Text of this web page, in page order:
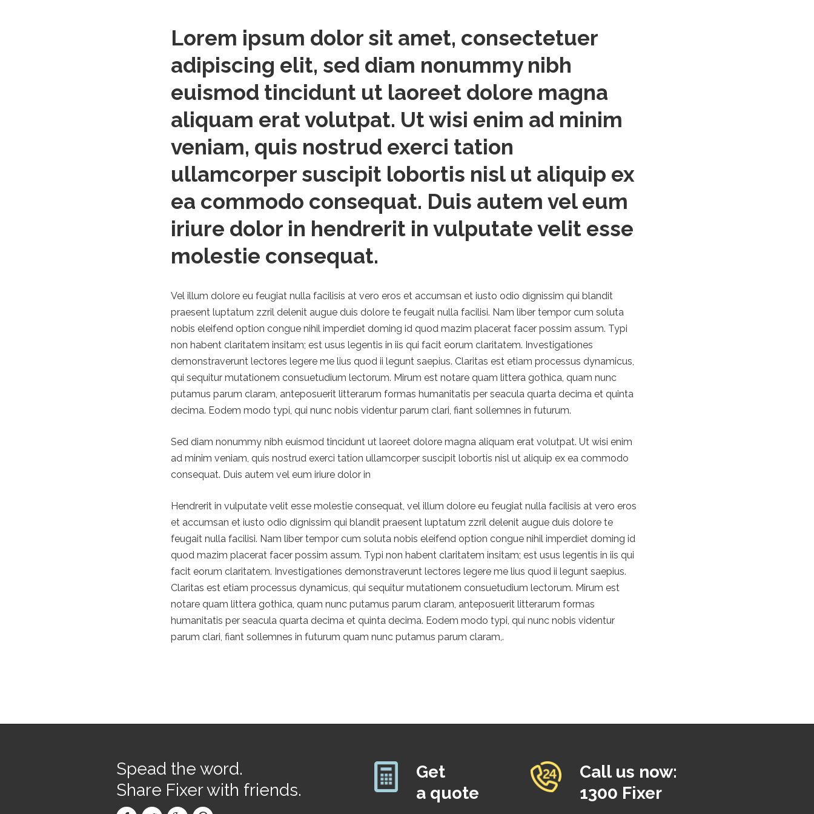
Lorem ipsum dolor sit amet, consectetuer
adipiscing elit, sed diam nonummy nibh
euismod tincidunt ut laoreet dolore magna
aliquam erat volutpat. Ut wisi enim ad minim
veniam, quis nostrud exerci tation
ullamcorper suscipit lobortis nisl ut aliquip ex
ea commodo consequat. Duis autem vel eum
iriure dolor in hendrerit in vulputate velit esse
molestie consequat.
Vel illum dolore eu feugiat nulla facilisis at vero eros et accumsan et iusto odio dignissim qui blandit
praesent luptatum zzril delenit augue duis dolore te feugait nulla facilisi. Nam liber tempor cum soluta
nobis eleifend option congue nihil imperdiet doming id quod mazim placerat facer possim assum. Typi
non habent claritatem insitam; est usus legentis in iis qui facit eorum claritatem. Investigationes
demonstraverunt lectores legere me lius quod ii legunt saepius. Claritas est etiam processus dynamicus,
qui sequitur mutationem consuetudium lectorum. Mirum est notare quam littera gothica, quam nunc
putamus parum claram, anteposuerit litterarum formas humanitatis per seacula quarta decima et quinta
decima. Eodem modo typi, qui nunc nobis videntur parum clari, fiant sollemnes in futurum.
Sed diam nonummy nibh euismod tincidunt ut laoreet dolore magna aliquam erat volutpat. Ut wisi enim
ad minim veniam, quis nostrud exerci tation ullamcorper suscipit lobortis nisl ut aliquip ex ea commodo
consequat. Duis autem vel eum iriure dolor in
Hendrerit in vulputate velit esse molestie consequat, vel illum dolore eu feugiat nulla facilisis at vero eros
et accumsan et iusto odio dignissim qui blandit praesent luptatum zzril delenit augue duis dolore te
feugait nulla facilisi. Nam liber tempor cum soluta nobis eleifend option congue nihil imperdiet doming id
quod mazim placerat facer possim assum. Typi non habent claritatem insitam; est usus legentis in iis qui
facit eorum claritatem. Investigationes demonstraverunt lectores legere me lius quod ii legunt saepius.
Claritas est etiam processus dynamicus, qui sequitur mutationem consuetudium lectorum. Mirum est
notare quam littera gothica, quam nunc putamus parum claram, anteposuerit litterarum formas
humanitatis per seacula quarta decima et quinta decima. Eodem modo typi, qui nunc nobis videntur
parum clari, fiant sollemnes in futurum quam nunc putamus parum claram,.
Spead the word.
​Share Fixer with friends.
Get
a quote
Call us now:
1300 Fixer